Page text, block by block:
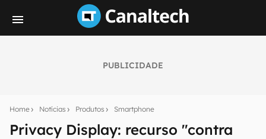
PUBLICIDADE
Home Notícias Produtos Smartphone
Privacy Display: recurso "contra
notícias e reviews sobre tecnologia em primeira